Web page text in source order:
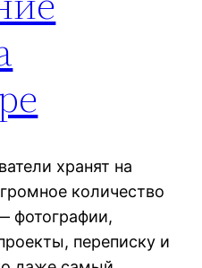
хранят на
количество
фотографии,
переписку и